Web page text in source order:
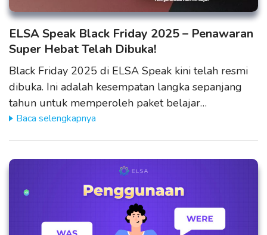
ELSA Speak Black Friday 2025 – Penawaran
Super Hebat Telah Dibuka!
Black Friday 2025 di ELSA Speak kini telah resmi
dibuka. Ini adalah kesempatan langka sepanjang
tahun untuk memperoleh paket belajar…
Baca selengkapnya